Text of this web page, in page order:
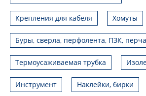
Крепления для кабеля Хомуты
Буры, сверла, перфолента, ПЗК,
Термоусаживаемая трубка
Инструмент Наклейки, бирки